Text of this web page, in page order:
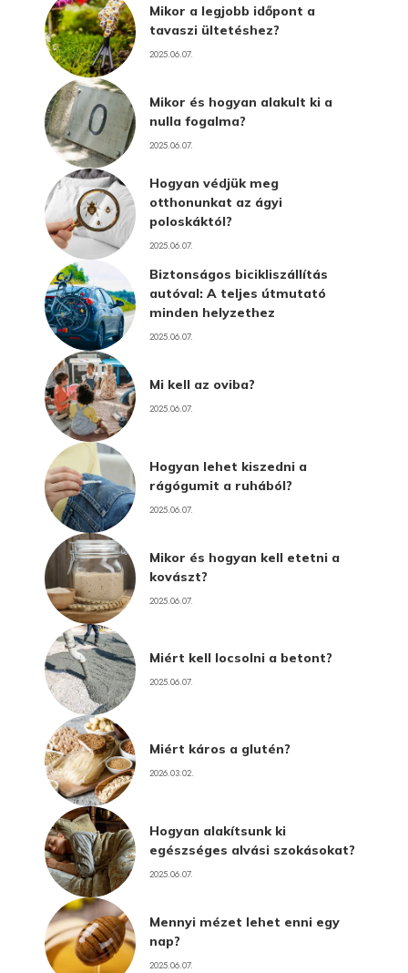
Mikor a legjobb időpont a
tavaszi ültetéshez?
2025.06.07.
Mikor és hogyan alakult ki a
nulla fogalma?
2025.06.07.
Hogyan védjük meg
otthonunkat az ágyi
poloskáktól?
2025.06.07.
Biztonságos bicikliszállítás
autóval: A teljes útmutató
minden helyzethez
2025.06.07.
Mi kell az oviba?
2025.06.07.
Hogyan lehet kiszedni a
rágógumit a ruhából?
2025.06.07.
Mikor és hogyan kell etetni a
kovászt?
2025.06.07.
Miért kell locsolni a betont?
2025.06.07.
Miért káros a glutén?
2026.03.02.
Hogyan alakítsunk ki
egészséges alvási szokásokat?
2025.06.07.
Mennyi mézet lehet enni egy
nap?
2025.06.07.